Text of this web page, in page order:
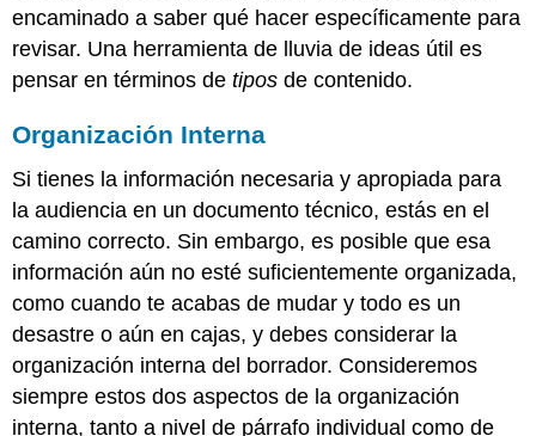
encaminado a saber qué hacer específicamente para
revisar. Una herramienta de lluvia de ideas útil es
pensar en términos detipos de contenido.
Organización Interna
Si tienes la información necesaria y apropiada para
la audiencia en un documento técnico, estás en el
camino correcto. Sin embargo, es posible que esa
información aún no esté suficientemente organizada,
como cuando te acabas de mudar y todo es un
desastre o aún en cajas, y debes considerar la
organización interna del borrador. Consideremos
siempre estos dos aspectos de la organización
interna, tanto a nivel de párrafo individual como de